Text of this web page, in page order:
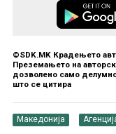
©SDK.MK Крадењето
Преземањето на
дозволено само
што се цитира
Македонија